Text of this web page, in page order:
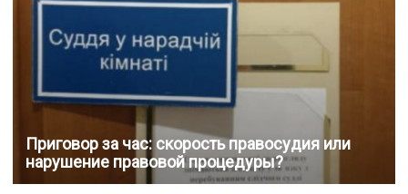
Приговор за час: скорость правосудия или
нарушение правовой процедуры?